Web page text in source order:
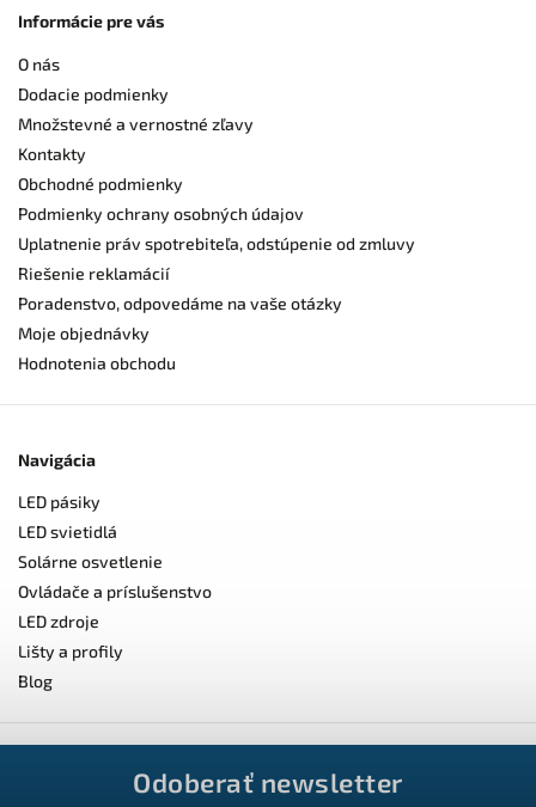
Informácie pre vás
O nás
Dodacie podmienky
Množstevné a vernostné zľavy
Kontakty
Obchodné podmienky
Podmienky ochrany osobných údajov
Uplatnenie práv spotrebiteľa, odstúpenie od zmluvy
Riešenie reklamácií
Poradenstvo, odpovedáme na vaše otázky
Moje objednávky
Hodnotenia obchodu
Navigácia
LED pásiky
LED svietidlá
Solárne osvetlenie
Ovládače a príslušenstvo
LED zdroje
Lišty a profily
Blog
Odoberať newsletter